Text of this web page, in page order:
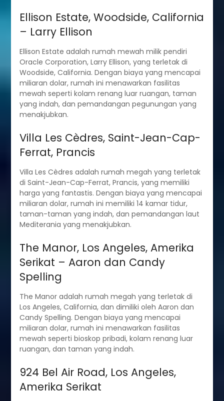
Ellison Estate, Woodside, California
– Larry Ellison
Ellison Estate adalah rumah mewah milik pendiri
Oracle Corporation, Larry Ellison, yang terletak di
Woodside, California. Dengan biaya yang mencapai
miliaran dolar, rumah ini menawarkan fasilitas
mewah seperti kolam renang luar ruangan, taman
yang indah, dan pemandangan pegunungan yang
menakjubkan.
Villa Les Cèdres, Saint-Jean-Cap-
Ferrat, Prancis
Villa Les Cèdres adalah rumah megah yang terletak
di Saint-Jean-Cap-Ferrat, Prancis, yang memiliki
harga yang fantastis. Dengan biaya yang mencapai
miliaran dolar, rumah ini memiliki 14 kamar tidur,
taman-taman yang indah, dan pemandangan laut
Mediterania yang menakjubkan.
The Manor, Los Angeles, Amerika
Serikat – Aaron dan Candy
Spelling
The Manor adalah rumah megah yang terletak di
Los Angeles, California, dan dimiliki oleh Aaron dan
Candy Spelling. Dengan biaya yang mencapai
miliaran dolar, rumah ini menawarkan fasilitas
mewah seperti bioskop pribadi, kolam renang luar
ruangan, dan taman yang indah.
924 Bel Air Road, Los Angeles,
Amerika Serikat